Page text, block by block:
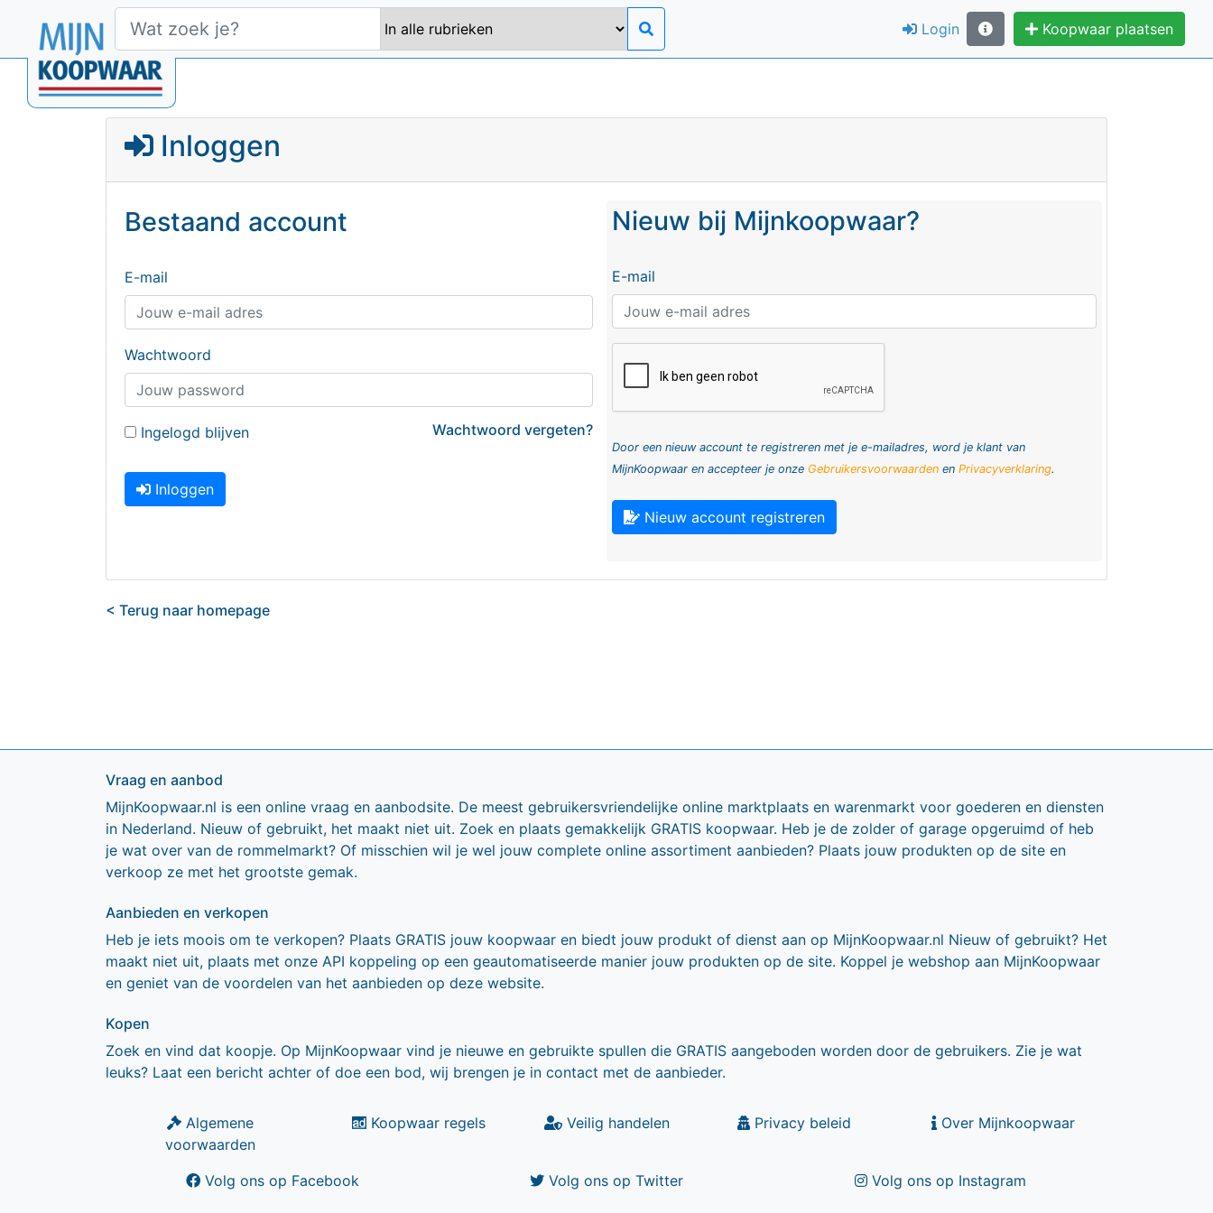
Login Koopwaar plaatsen
Inloggen
Bestaand account
E-mail
Wachtwoord
Wachtwoord vergeten?
Ingelogd blijven
Inloggen
Nieuw bij Mijnkoopwaar?
E-mail
Door een nieuw account te registreren met je e-mailadres, word je klant van
MijnKoopwaar en accepteer je onze Gebruikersvoorwaarden en Privacyverklaring.
Nieuw account registreren
< Terug naar homepage
Vraag en aanbod
MijnKoopwaar.nl is een online vraag en aanbodsite. De meest gebruikersvriendelijke online marktplaats en warenmarkt voor goederen en diensten
in Nederland. Nieuw of gebruikt, het maakt niet uit. Zoek en plaats gemakkelijk GRATIS koopwaar. Heb je de zolder of garage opgeruimd of heb
je wat over van de rommelmarkt? Of misschien wil je wel jouw complete online assortiment aanbieden? Plaats jouw produkten op de site en
verkoop ze met het grootste gemak.
Aanbieden en verkopen
Heb je iets moois om te verkopen? Plaats GRATIS jouw koopwaar en biedt jouw produkt of dienst aan op MijnKoopwaar.nl Nieuw of gebruikt? Het
maakt niet uit, plaats met onze API koppeling op een geautomatiseerde manier jouw produkten op de site. Koppel je webshop aan MijnKoopwaar
en geniet van de voordelen van het aanbieden op deze website.
Kopen
Zoek en vind dat koopje. Op MijnKoopwaar vind je nieuwe en gebruikte spullen die GRATIS aangeboden worden door de gebruikers. Zie je wat
leuks? Laat een bericht achter of doe een bod, wij brengen je in contact met de aanbieder.
Algemene
voorwaarden
Koopwaar regels Veilig handelen Privacy beleid Over Mijnkoopwaar
Volg ons op Facebook Volg ons op Twitter Volg ons op Instagram